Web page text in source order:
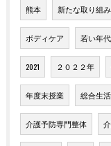
熊本 新たな取り組み
ボディケア 若い年代
2021 ２０２２年
年度末授業 総合生
介護予防専門整体